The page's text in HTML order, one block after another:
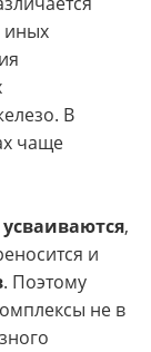
иных
В
чаще
,
и
. Поэтому
не в